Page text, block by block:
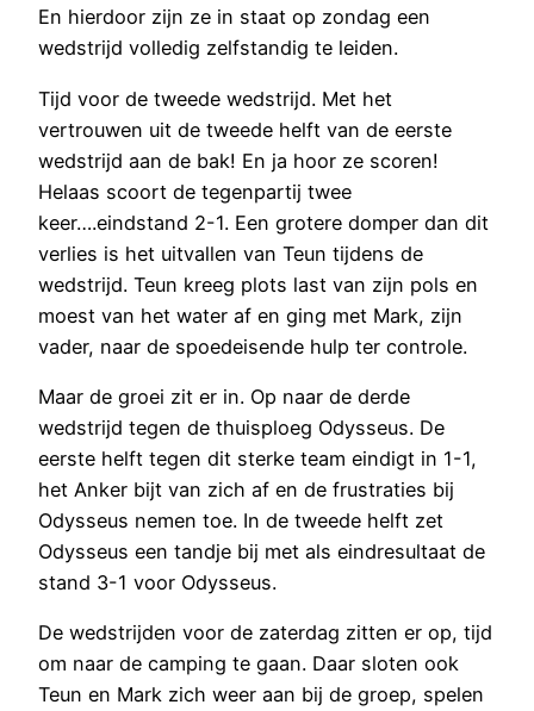
En hierdoor zijn ze in staat op zondag een
wedstrijd volledig zelfstandig te leiden.
Tijd voor de tweede wedstrijd. Met het
vertrouwen uit de tweede helft van de eerste
wedstrijd aan de bak! En ja hoor ze scoren!
Helaas scoort de tegenpartij twee
keer….eindstand 2-1. Een grotere domper dan dit
verlies is het uitvallen van Teun tijdens de
wedstrijd. Teun kreeg plots last van zijn pols en
moest van het water af en ging met Mark, zijn
vader, naar de spoedeisende hulp ter controle.
Maar de groei zit er in. Op naar de derde
wedstrijd tegen de thuisploeg Odysseus. De
eerste helft tegen dit sterke team eindigt in 1-1,
het Anker bijt van zich af en de frustraties bij
Odysseus nemen toe. In de tweede helft zet
Odysseus een tandje bij met als eindresultaat de
stand 3-1 voor Odysseus.
De wedstrijden voor de zaterdag zitten er op, tijd
om naar de camping te gaan. Daar sloten ook
Teun en Mark zich weer aan bij de groep, spelen